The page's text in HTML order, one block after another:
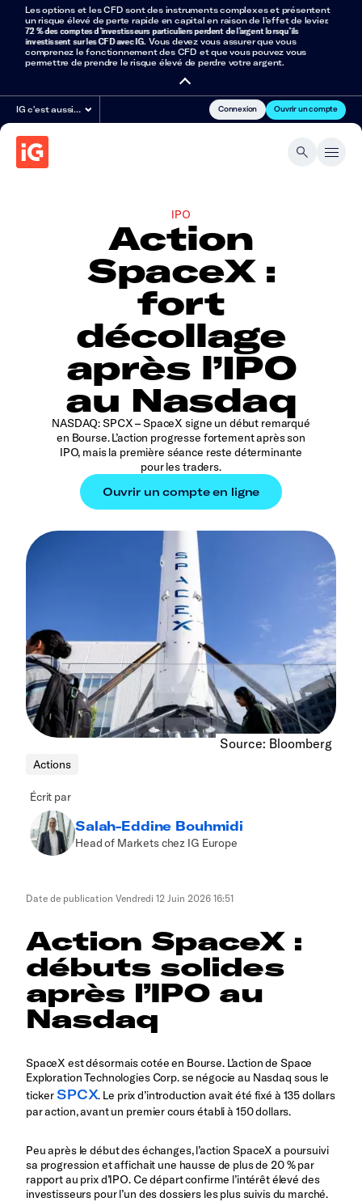
Les options et les CFD sont des instruments complexes et présentent
un risque élevé de perte rapide en capital en raison de l’effet de levier.
72 % des comptes d’investisseurs particuliers perdent de l’argent lorsqu’ils
investissent sur les CFD avec IG. Vous devez vous assurer que vous
comprenez le fonctionnement des CFD et que vous pouvez vous
permettre de prendre le risque élevé de perdre votre argent.
IG c'est aussi… Connexion Ouvrir un compte
IPO
Action
SpaceX :
fort
décollage
après l’IPO
au Nasdaq
NASDAQ: SPCX – SpaceX signe un début remarqué
en Bourse. L’action progresse fortement après son
IPO, mais la première séance reste déterminante
pour les traders.
Source: Bloomberg
Actions
Écrit par
Salah-Eddine Bouhmidi
Head of Markets chez IG Europe
Date de publication Vendredi 12 Juin 2026 16:51
Action SpaceX :
débuts solides
après l’IPO au
Nasdaq
SpaceX est désormais cotée en Bourse. L’action de Space
Exploration Technologies Corp. se négocie au Nasdaq sous le
tickerSPCX. Le prix d’introduction avait été fixé à 135 dollars
par action, avant un premier cours établi à 150 dollars.
Peu après le début des échanges, l’action SpaceX a poursuivi
sa progression et affichait une hausse de plus de 20 % par
rapport au prix d’IPO. Ce départ confirme l’intérêt élevé des
investisseurs pour l’un des dossiers les plus suivis du marché.